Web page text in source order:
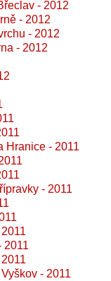
- 2012
- 2012
- 2012
- 2012
Hranice - 2011
- 2011
2011
- 2011